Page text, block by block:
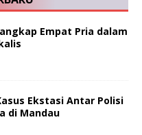
Empat Pria dalam
Ekstasi Antar Polisi
di Mandau